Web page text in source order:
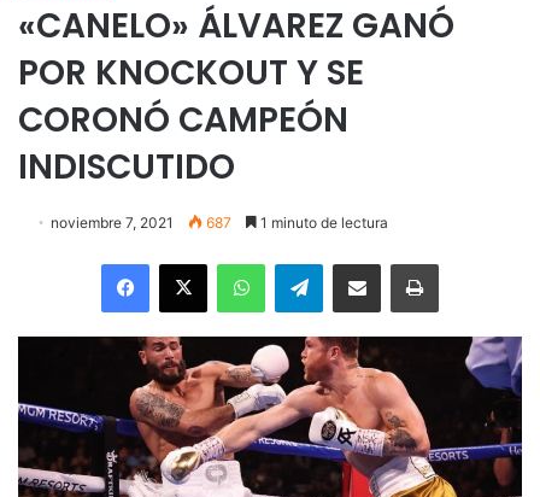
«CANELO» ÁLVAREZ GANÓ
POR KNOCKOUT Y SE
CORONÓ CAMPEÓN
INDISCUTIDO
noviembre 7, 2021 687 1 minuto de lectura
Facebook
X WhatsAppTelegramEnviar vía email Imprimir